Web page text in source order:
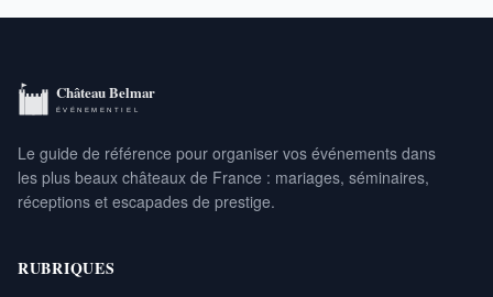
Le guide de référence pour organiser vos événements dans
les plus beaux châteaux de France : mariages, séminaires,
réceptions et escapades de prestige.
RUBRIQUES